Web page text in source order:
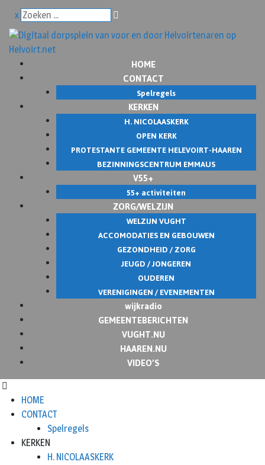
x
HOME
CONTACT
Spelregels
KERKEN
H. NICOLAASKERK
OPEN KERK
PROTESTANTE GEMEENTE HELEVOIRT-HAAREN
BEZINNINGSCENTRUM EMMAUS
V55+
55+ activiteiten
ZORG/WELZIJN
WELZIJN VUGHT
ACCOMODATIES EN GEBOUWEN
GEZONDHEID / ZORG
JEUGD / JONGEREN
OUDEREN
VERENIGINGEN / EVENEMENTEN
wijkradio
GEMEENTEBERICHTEN
VUGHT.NU
HAAREN.NU
VIDEO’S
HOME
CONTACT
Spelregels
KERKEN
H. NICOLAASKERK